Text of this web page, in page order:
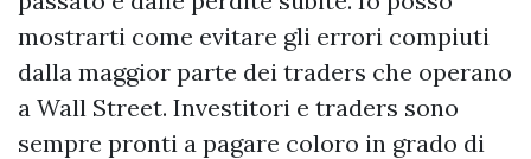
mostrarti come evitare gli errori compiuti
dalla maggior parte dei traders che operano
a Wall Street. Investitori e traders sono
sempre pronti a pagare coloro in grado di